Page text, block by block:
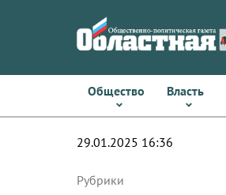
Общество Власть
29.01.2025 16:36
Рубрики